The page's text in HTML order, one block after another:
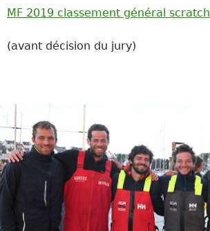
MF 2019 classement général scratch
(avant décision du jury)